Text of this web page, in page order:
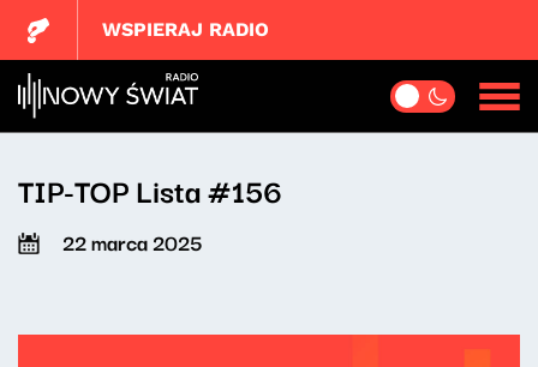
WSPIERAJ RADIO
TIP-TOP Lista #156
22 marca 2025